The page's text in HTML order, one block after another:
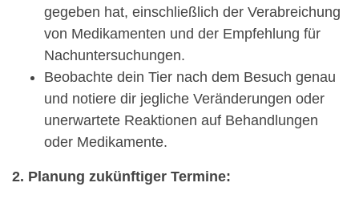
gegeben hat, einschließlich der Verabreichung
von Medikamenten und der Empfehlung für
Nachuntersuchungen.
Beobachte dein Tier nach dem Besuch genau
und notiere dir jegliche Veränderungen oder
unerwartete Reaktionen auf Behandlungen
oder Medikamente.
2. Planung zukünftiger Termine: